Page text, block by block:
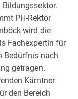
PH-Rektor
wird die
Fachexpertin für
Bedürfnis nach
getragen.
Kärntner
den Bereich